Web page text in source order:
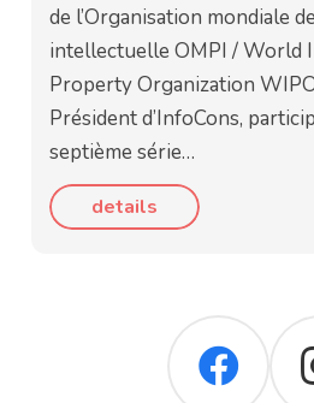
de l’Organisation mondiale
intellectuelle OMPI / World
Property Organization
Président d’InfoCons,
septième série…
details